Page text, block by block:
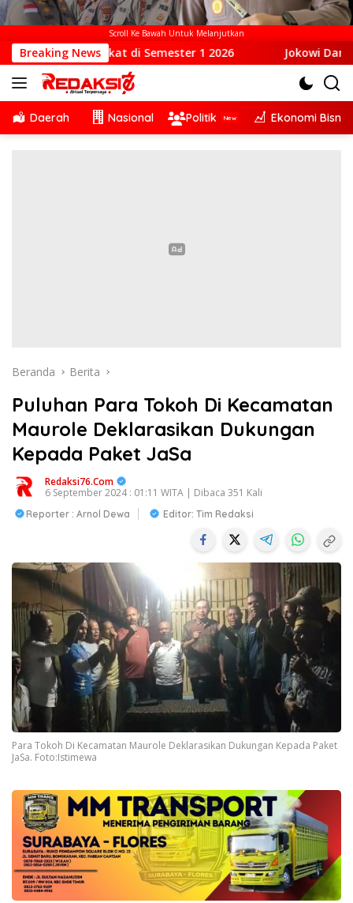
Scroll Ke Bawah Untuk Melanjutkan
Breaking News
di Semester 1 2026 Jokowi Dan NTT:
Daerah Nasional Politik Ekonomi Bisnis
Beranda Berita
Puluhan Para Tokoh Di Kecamatan
Maurole Deklarasikan Dukungan
Kepada Paket JaSa
Redaksi76.com
6 September 2024 : 01:11 WITA | Dibaca 351 Kali
Reporter : Arnol Dewa Editor: Tim Redaksi
Para Tokoh Di Kecamatan Maurole Deklarasikan Dukungan Kepada Paket
JaSa. Foto:Istimewa